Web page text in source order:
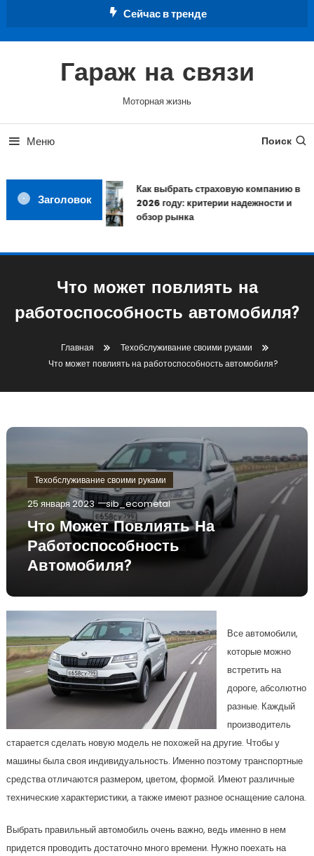
Сейчас в тренде
Гараж на связи
Моторная жизнь
Меню Поиск
Заголовок
Как выбрать страховую компанию в
2026 году: критерии надежности и
обзор рынка
Что может повлиять на
работоспособность автомобиля?
Главная
Техобслуживание своими руками
Что может повлиять на работоспособность автомобиля?
Техобслуживание своими руками
25 января 2023 sib_ecometal
Что Может Повлиять На
Работоспособность
Автомобиля?
Все автомобили,
которые можно
встретить на
дороге, абсолютно
разные. Каждый
производитель
старается сделать новую модель не похожей на другие. Чтобы у
машины была своя индивидуальность. Именно поэтому транспортные
средства отличаются размером, цветом, формой. Имеют различные
технические характеристики, а также имеют разное оснащение салона.
Выбрать правильный автомобиль очень важно, ведь именно в нем
придется проводить достаточно много времени. Нужно поехать на